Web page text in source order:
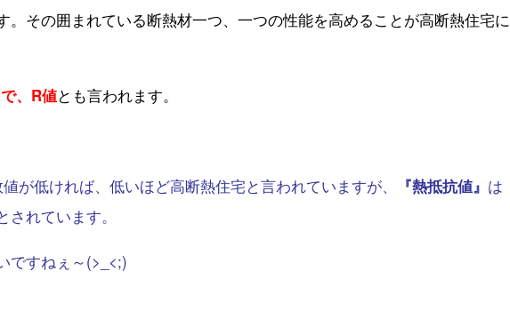
。その囲まれている断熱材一つ、一つの性能を高めることが高断熱住宅に
、R値とも言われます。
低ければ、低いほど高断熱住宅と言われていますが、 『熱抵抗値』 は
れています。
ですねぇ～(>_<;)